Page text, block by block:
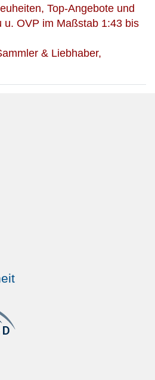
Top-Angebote und
u. OVP im Maßstab 1:43 bis
& Liebhaber,